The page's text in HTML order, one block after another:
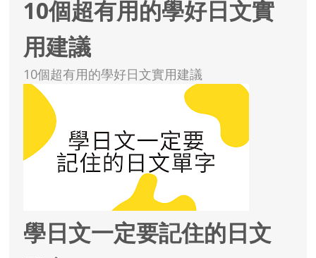
10個超有用的學好日文實
用建議
10個超有用的學好日文實用建議
學日文一定要記住的日文